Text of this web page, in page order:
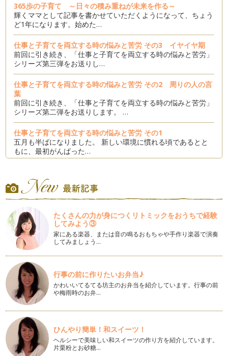
365歩の子育て ～日々の積み重ねが未来を作る～
輝くママとして記事を書かせていただくようになって、ちょう
ど1年になります。始めた…
仕事と子育てを両立する時の悩みと苦労 その3 イヤイヤ期
前回に引き続き、「仕事と子育てを両立する時の悩みと苦労」
シリーズ第三弾をお送りし…
仕事と子育てを両立する時の悩みと苦労 その2 周りの人の言
葉
前回に引き続き、「仕事と子育てを両立する時の悩みと苦労」
シリーズ第二弾をお送りします。 …
仕事と子育てを両立する時の悩みと苦労 その1
五月も半ばになりました。 新しい環境に慣れる頃であるとと
もに、最初がんばった…
くれる魔法の言葉〜
子どもとの毎日は忙しいですよね。 「早く準備しなさい」
「早く食べなさい」「あれをしなさ…
子どものストレス解消を手伝いましょう
４月になり、お子さんも新しい環境になるタイミングですね。
…
読み聞かせでコミュニケーション力と国語力を伸ばせます
絵本の読み聞かせをされている方は多いと思いますが、絵本の
裏側をご覧になることはあまりないか…
夢は目に見えるカタチで
お子さんと将来の夢について話すことはありますか？ 私はよ
く息子と話しています。 …
夫婦喧嘩の特効薬？
立春を迎えたのは早1ヵ月前ですが、まだまだ寒い日が続いて
たくさんの力が身につくリトミックをおうちで経験
してみよう③
家にある楽器、または音の鳴るおもちゃや手作り楽器で演奏
してみましょう…
行事の前に作りたいお弁当♪
かわいいてるてる坊主のお弁当を紹介しています。行事の前
や梅雨時のお弁…
ひんやり簡単！和スイーツ！
ヘルシーで美味しい和スイーツの作り方を紹介しています。
片栗粉とお砂糖…